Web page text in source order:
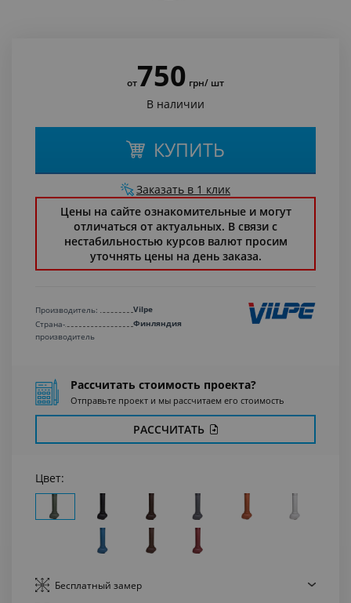
от750 грн/ шт
В наличии
КУПИТЬ
Заказать в 1 клик
Цены на сайте ознакомительные и могут
отличаться от актуальных. В связи с
нестабильностью курсов валют просим
уточнять цены на день заказа.
Производитель:
Vilpe
Страна-
производитель
Финляндия
Рассчитать стоимость проекта?
Отправьте проект и мы рассчитаем его стоимость
РАССЧИТАТЬ
Цвет:
Бесплатный замер